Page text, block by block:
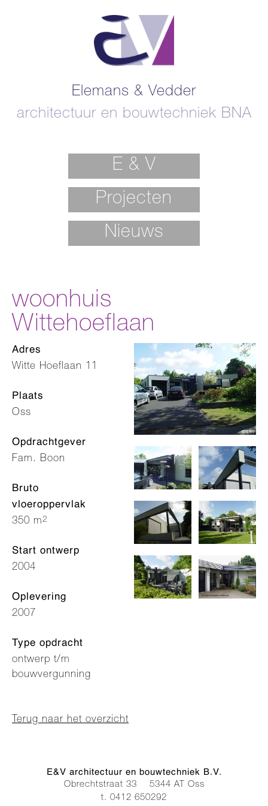
Elemans & Vedder
architectuur en bouwtechniek BNA
E & V
Projecten
Nieuws
woonhuis
Wittehoeflaan
Adres
Witte Hoeflaan 11
Plaats
Oss
Opdrachtgever
Fam. Boon
Bruto
vloeroppervlak
350 m2
Start ontwerp
2004
Oplevering
2007
Type opdracht
ontwerp t/m
bouwvergunning
Terug naar het overzicht
E&V architectuur en bouwtechniek B.V.
Obrechtstraat 33
5344 AT Oss
t. 0412 650292